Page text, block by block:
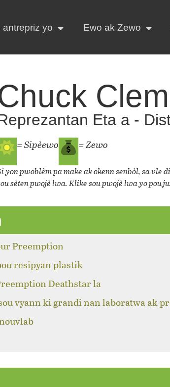
antrepriz yo Ewo ak Zewo
Eta a -
= Sipèewo = Zewo
yon pwoblèm pa make ak okenn senbòl, sa vle
sèten pwojè lwa. Klike sou pwojè lwa yo pou
Preemption
resipyan plastik
Deathstar la
vyann ki grandi nan laboratwa ak